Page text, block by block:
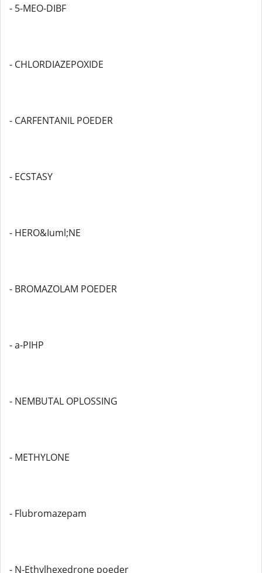
- 5-MEO-DIBF
- CHLORDIAZEPOXIDE
- CARFENTANIL POEDER
- ECSTASY
- HERO&Iuml;NE
- BROMAZOLAM POEDER
- a-PIHP
- NEMBUTAL OPLOSSING
- METHYLONE
- Flubromazepam
- N-Ethylhexedrone poeder